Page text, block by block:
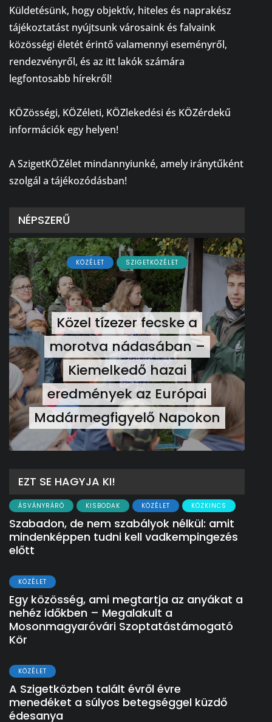
Küldetésünk, hogy objektív, hiteles és naprakész
tájékoztatást nyújtsunk városaink és falvaink
közösségi életét érintő valamennyi eseményről,
rendezvényről, és az itt lakók számára
legfontosabb hírekről!
KÖZösségi, KÖZéleti, KÖZlekedési és KÖZérdekű
információk egy helyen!
A SzigetKÖZélet mindannyiunké, amely iránytűként
szolgál a tájékozódásban!
NÉPSZERŰ
KÖZÉLET SZIGETKÖZÉLET
Közel tízezer fecske a
morotva nádasában –
Kiemelkedő hazai
eredmények az Európai
Madármegfigyelő Napokon
EZT SE HAGYJA KI!
ÁSVÁNYRÁRÓ KISBODAK KÖZÉLET KÖZKINCS
Szabadon, de nem szabályok nélkül: amit
mindenképpen tudni kell vadkempingezés
előtt
KÖZÉLET
Egy közösség, ami megtartja az anyákat a
nehéz időkben – Megalakult a
Mosonmagyaróvári Szoptatástámogató
Kör
KÖZÉLET
A Szigetközben talált évről évre
menedéket a súlyos betegséggel küzdő
édesanya